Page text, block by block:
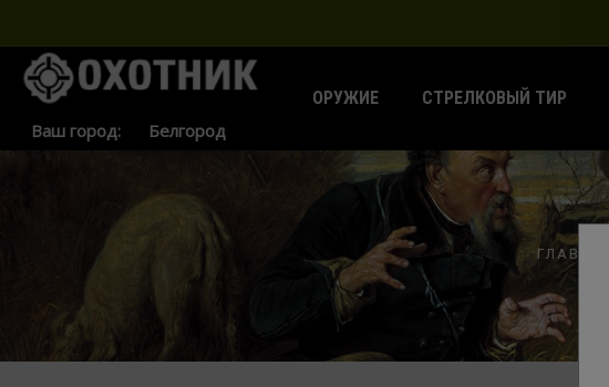
Ваш город:
ОРУЖИЕ СТРЕЛКОВЫЙ ТИР
ГЛАВНАЯ